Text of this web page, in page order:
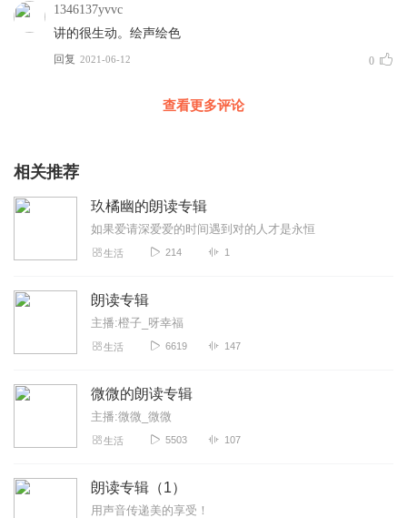
1346137yvvc
讲的很生动。绘声绘色
回复 2021-06-12 0
查看更多评论
相关推荐
玖橘幽的朗读专辑
如果爱请深爱爱的时间遇到对的人才是永恒
生活 214 1
朗读专辑
主播:橙子_呀幸福
生活 6619 147
微微的朗读专辑
主播:微微_微微
生活 5503 107
朗读专辑（1）
用声音传递美的享受！